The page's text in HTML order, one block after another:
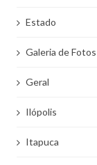
Estado
Galeria de Fotos
Geral
Ilópolis
Itapuca